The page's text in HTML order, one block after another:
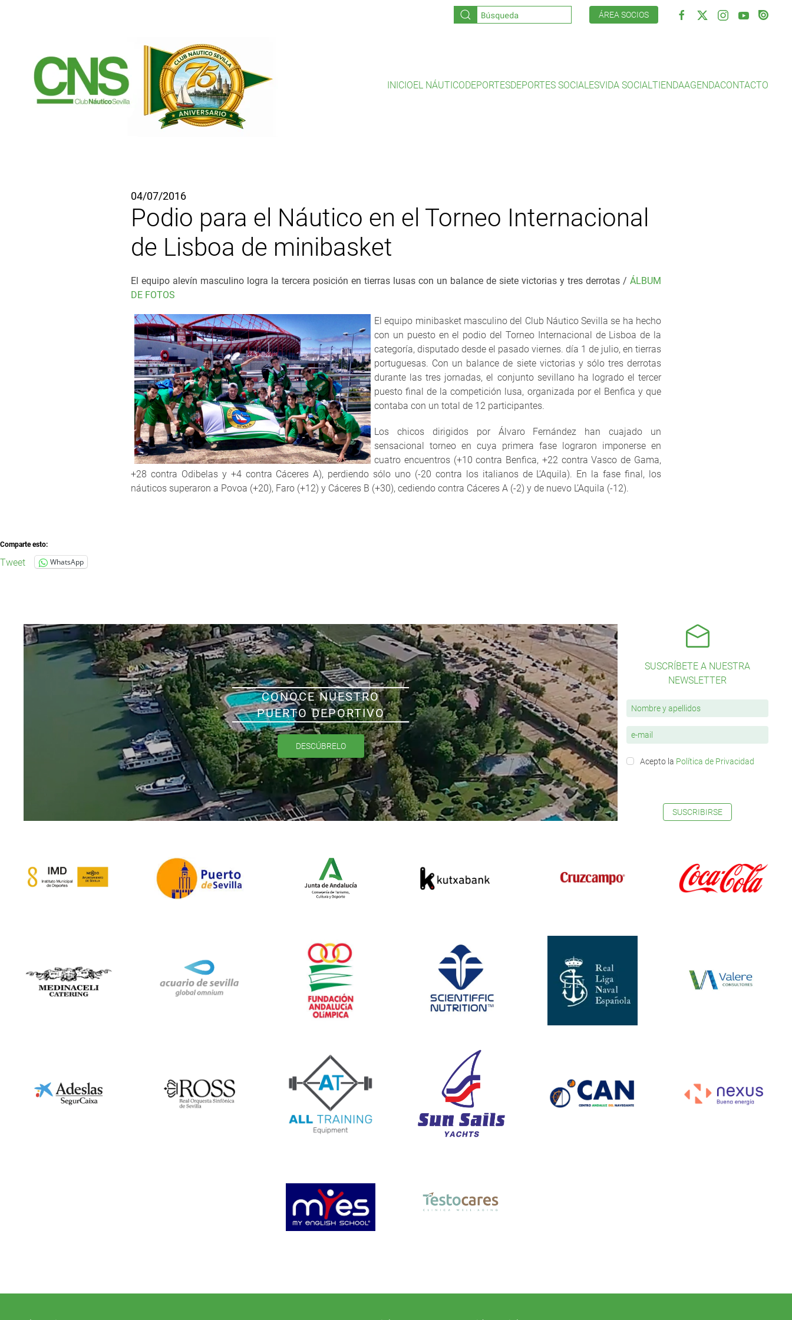
ÁREA SOCIOS
INICIOEL NÁUTICODEPORTESDEPORTES SOCIALESVIDA SOCIALTIENDAAGENDACONTACTO
04/07/2016
Podio para el Náutico en el Torneo Internacional
de Lisboa de minibasket
El equipo alevín masculino logra la tercera posición en tierras lusas con un balance de siete victorias y tres derrotas / ÁLBUM
DE FOTOS
El equipo minibasket masculino del Club Náutico Sevilla se ha hecho
con un puesto en el podio del Torneo Internacional de Lisboa de la
categoría, disputado desde el pasado viernes. día 1 de julio, en tierras
portuguesas. Con un balance de siete victorias y sólo tres derrotas
durante las tres jornadas, el conjunto sevillano ha logrado el tercer
puesto final de la competición lusa, organizada por el Benfica y que
contaba con un total de 12 participantes.
Los chicos dirigidos por Álvaro Fernández han cuajado un
sensacional torneo en cuya primera fase lograron imponerse en
cuatro encuentros (+10 contra Benfica, +22 contra Vasco de Gama,
+28 contra Odibelas y +4 contra Cáceres A), perdiendo sólo uno (-20 contra los italianos de L’Aquila). En la fase final, los
náuticos superaron a Povoa (+20), Faro (+12) y Cáceres B (+30), cediendo contra Cáceres A (-2) y de nuevo L’Aquila (-12).
Comparte esto:
Tweet WhatsApp
CONOCE NUESTRO
PUERTO DEPORTIVO
DESCÚBRELO
SUSCRÍBETE A NUESTRA
NEWSLETTER
Acepto la Política de Privacidad
SUSCRIBIRSE